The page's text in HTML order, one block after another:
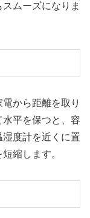
ムーズになりま
から距離を取り
平を保つと、容
度計を近くに置
縮します。